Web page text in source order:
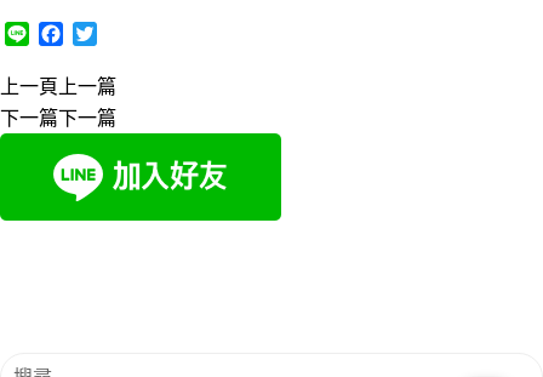
n
c
e
b
o
o
i
t
t
e
r
上一頁上一篇
下一篇下一篇
搜